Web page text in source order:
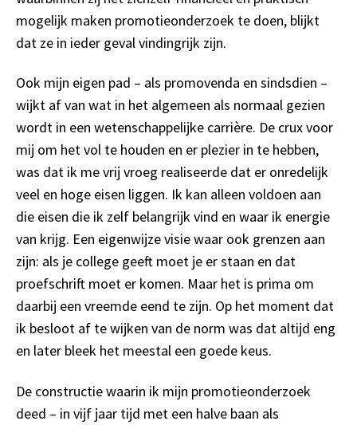
mogelijk maken promotieonderzoek te doen, blijkt
dat ze in ieder geval vindingrijk zijn.
Ook mijn eigen pad – als promovenda en sindsdien –
wijkt af van wat in het algemeen als normaal gezien
wordt in een wetenschappelijke carrière. De crux voor
mij om het vol te houden en er plezier in te hebben,
was dat ik me vrij vroeg realiseerde dat er onredelijk
veel en hoge eisen liggen. Ik kan alleen voldoen aan
die eisen die ik zelf belangrijk vind en waar ik energie
van krijg. Een eigenwijze visie waar ook grenzen aan
zijn: als je college geeft moet je er staan en dat
proefschrift moet er komen. Maar het is prima om
daarbij een vreemde eend te zijn. Op het moment dat
ik besloot af te wijken van de norm was dat altijd eng
en later bleek het meestal een goede keus.
De constructie waarin ik mijn promotieonderzoek
deed – in vijf jaar tijd met een halve baan als